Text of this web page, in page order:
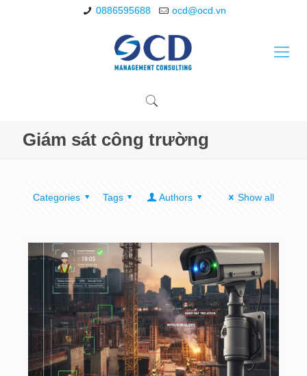
0886595688 ocd@ocd.vn
Giám sát công trường
Categories Tags Authors Show all